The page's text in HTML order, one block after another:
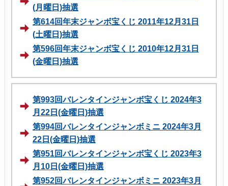
(月曜日)抽選
第614回年末ジャンボ宝くじ 2011年12月31日
(土曜日)抽選
第596回年末ジャンボ宝くじ 2010年12月31日
(金曜日)抽選
第993回バレンタインジャンボ宝くじ 2024年3
月22日(金曜日)抽選
第994回バレンタインジャンボミニ 2024年3月
22日(金曜日)抽選
第951回バレンタインジャンボ宝くじ 2023年3
月10日(金曜日)抽選
第952回バレンタインジャンボミニ 2023年3月